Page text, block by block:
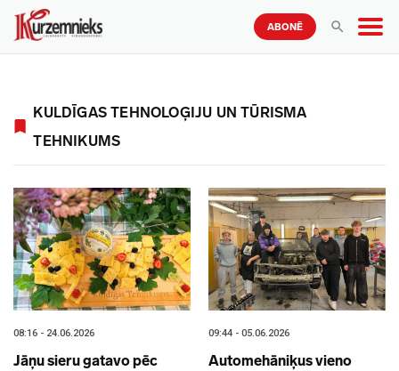
ABONĒ
KULDĪGAS TEHNOLOĢIJU UN TŪRISMA
TEHNIKUMS
08:16 - 24.06.2026
Jāņu sieru gatavo pēc
09:44 - 05.06.2026
Automehāniķus vieno